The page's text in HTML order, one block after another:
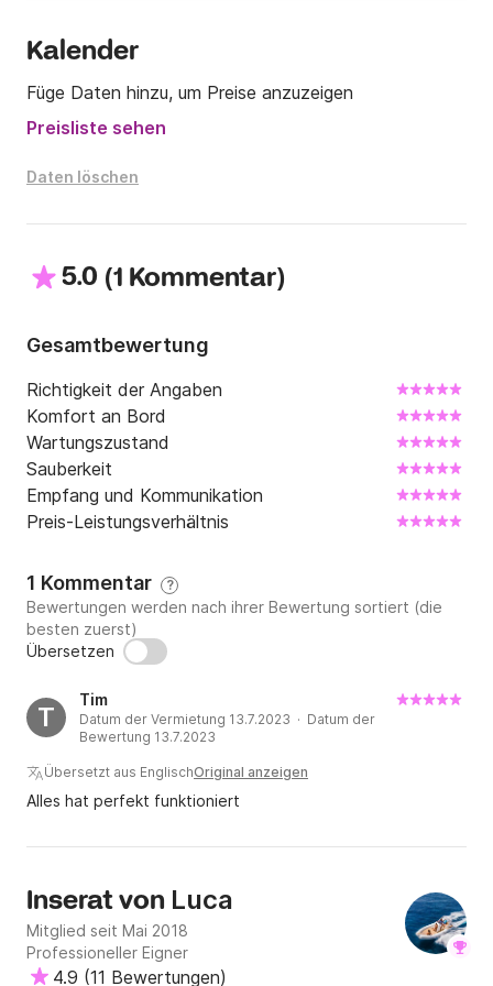
Kalender
Füge Daten hinzu, um Preise anzuzeigen
Preisliste sehen
Daten löschen
5.0 (1 Kommentar)
Gesamtbewertung
Richtigkeit der Angaben
Komfort an Bord
Wartungszustand
Sauberkeit
Empfang und Kommunikation
Preis-Leistungsverhältnis
1 Kommentar ?
Bewertungen werden nach ihrer Bewertung sortiert (die
besten zuerst)
Übersetzen
T
Tim
Datum der Vermietung 13.7.2023 · Datum der
Bewertung 13.7.2023
Übersetzt aus EnglischOriginal anzeigen
Alles hat perfekt funktioniert
Inserat von Luca
Mitglied seit Mai 2018
Professioneller Eigner
4.9 (11 Bewertungen)